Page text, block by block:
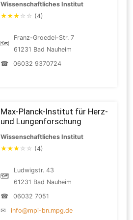
Wissenschaftliches Institut
★★★ ☆ ☆ (4)
🗺
Franz-Groedel-Str. 7
61231 Bad Nauheim
☎
06032 9370724
Max-Planck-Institut für Herz-
und Lungenforschung
Wissenschaftliches Institut
★★★ ☆ ☆ (4)
🗺
Ludwigstr. 43
61231 Bad Nauheim
☎
06032 7051
✉
info@mpi-bn.mpg.de